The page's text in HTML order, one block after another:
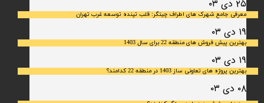
۲۵ دی ۰۳
معرفی جامع شهرک‌ های اطراف چیتگر: قلب تپنده توسعه غرب تهران
۱۹ دی ۰۳
بهترین پیش فروش های منطقه 22 برای سال 1403
۱۹ دی ۰۳
بهترین پروژه های تعاونی ساز 1403 در منطقه 22 کدامند؟
۰۸ دی ۰۳